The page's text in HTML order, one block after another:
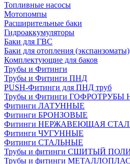
Топливные насосы
Мотопомпы
Расширительные баки
Гидроаккумуляторы
Баки для ГВС
Баки для отопления (экспанзоматы)
Комплектующие для баков
Трубы и Фитинги
Трубы и Фитинги ПНД
PUSH-Фитинги для ПНД труб
Трубы и Фитинги
Фитинги ЛАТУННЫЕ
Фитинги БРОНЗОВЫЕ
Фитинги НЕРЖАВЕЮЩАЯ
Фитинги ЧУГУННЫЕ
Фитинги СТАЛЬНЫЕ
Трубы и фитинги СШИТЫЙ
Трубы и фитинги